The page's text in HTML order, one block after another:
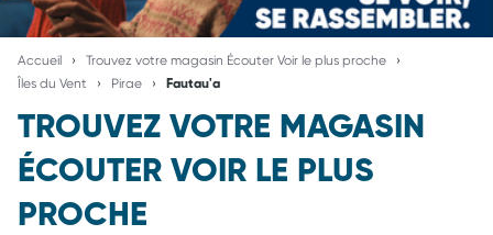
Accueil
Trouvez votre magasin Écouter Voir le plus proche
Îles du Vent
Pirae Fautau'a
TROUVEZ VOTRE MAGASIN
ÉCOUTER VOIR LE PLUS
PROCHE